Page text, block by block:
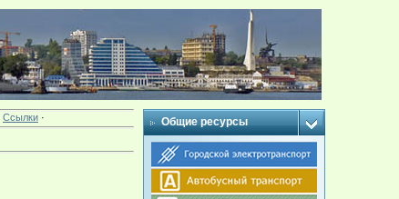
Ссылки·
Общие ресурсы